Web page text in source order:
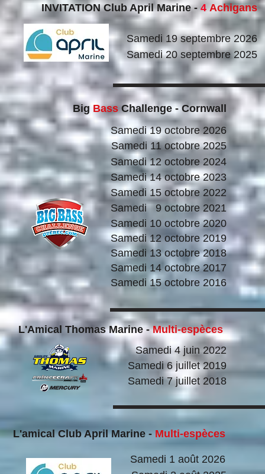
INVITATION Club April Marine -4 Achigans
Samedi 20 septembre 2025
Samedi 19 septembre 2026
Big Bass Challenge - Cornwall
Samedi 19 octobre 2026
Samedi 11 octobre 2025
Samedi 12 octobre 2024
Samedi 14 octobre 2023
Samedi 15 octobre 2022
Samedi 10 octobre 2020
Samedi 12 octobre 2019
Samedi 13 octobre 2018
Samedi 9 octobre 2021
Samedi 14 octobre 2017
Samedi 15 octobre 2016
L'Amical Thomas Marine -Multi-espèces
Samedi 4 juin 2022
Samedi 7 juillet 2018
Samedi 6 juillet 2019
L'amical Club April Marine - Multi-espèces
Samedi 1 août 2026